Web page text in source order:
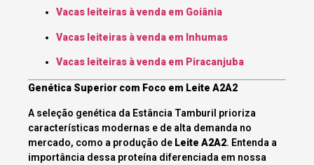
Vacas leiteiras à venda em Goiânia
Vacas leiteiras à venda em Inhumas
Vacas leiteiras à venda em Piracanjuba
Genética Superior com Foco em Leite A2A2
A seleção genética da Estância Tamburil prioriza
características modernas e de alta demanda no
mercado, como a produção de Leite A2A2. Entenda a
importância dessa proteína diferenciada em nossa